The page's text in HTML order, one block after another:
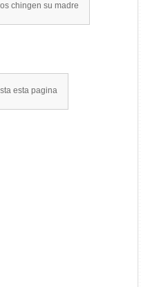
chingen su madre
esta pagina